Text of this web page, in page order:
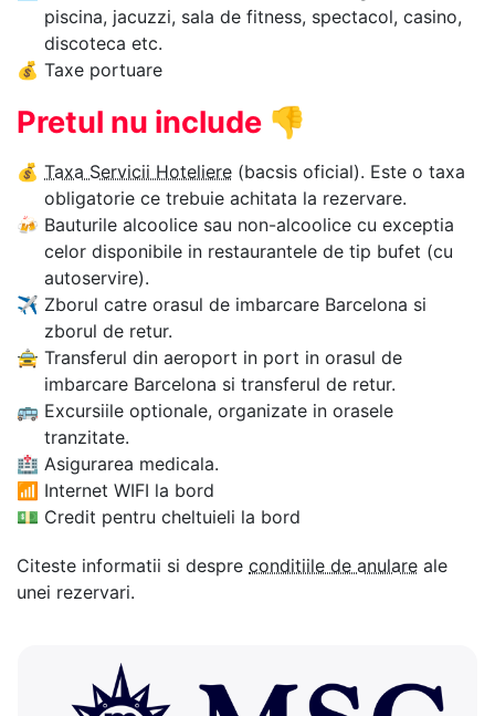
piscina, jacuzzi, sala de fitness, spectacol, casino,
discoteca etc.
💰 Taxe portuare
Pretul nu include 👎
💰 Taxa Servicii Hoteliere (bacsis oficial). Este o taxa
obligatorie ce trebuie achitata la rezervare.
🍻 Bauturile alcoolice sau non-alcoolice cu exceptia
celor disponibile in restaurantele de tip bufet (cu
autoservire).
✈ Zborul catre orasul de imbarcare Barcelona si
zborul de retur.
🚖 Transferul din aeroport in port in orasul de
imbarcare Barcelona si transferul de retur.
🚌 Excursiile optionale, organizate in orasele
tranzitate.
🏥 Asigurarea medicala.
📶 Internet WIFI la bord
💵 Credit pentru cheltuieli la bord
Citeste informatii si despre conditiile de anulare ale
unei rezervari.